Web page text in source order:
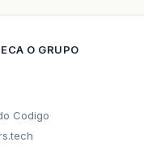
O GRUPO
Codigo